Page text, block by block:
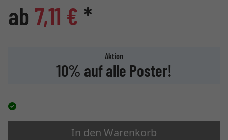
ab 7,11 € *
Aktion
10% auf alle Poster!
In den Warenkorb